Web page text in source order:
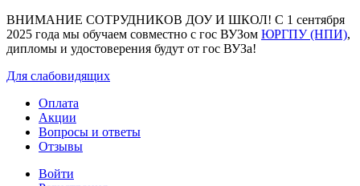
ВНИМАНИЕ СОТРУДНИКОВ ДОУ И ШКОЛ! С 1 сентября
2025 года мы обучаем совместно с гос ВУЗом ЮРГПУ (НПИ),
дипломы и удостоверения будут от гос ВУЗа!
Для слабовидящих
Оплата
Акции
Вопросы и ответы
Отзывы
Войти